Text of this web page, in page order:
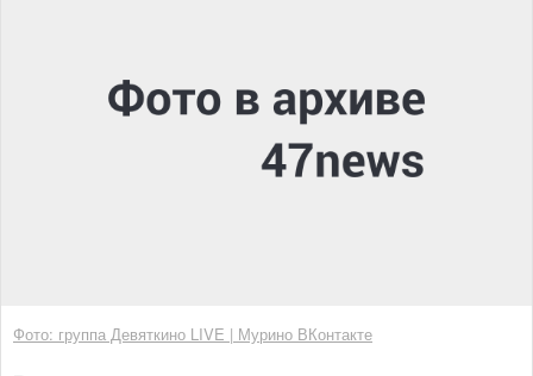
Фото: группа Девяткино LIVE | Мурино ВКонтакте